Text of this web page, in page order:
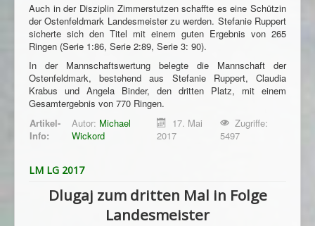
Auch in der Disziplin Zimmerstutzen schaffte es eine Schützin
der Ostenfeldmark Landesmeister zu werden. Stefanie Ruppert
sicherte sich den Titel mit einem guten Ergebnis von 265
Ringen (Serie 1:86, Serie 2:89, Serie 3: 90).
In der Mannschaftswertung belegte die Mannschaft der
Ostenfeldmark, bestehend aus Stefanie Ruppert, Claudia
Krabus und Angela Binder, den dritten Platz, mit einem
Gesamtergebnis von 770 Ringen.
Artikel-
Info:
Autor: Michael
Wickord
17. Mai
2017
Zugriffe:
5497
LM LG 2017
Dlugaj zum dritten Mal in Folge
Landesmeister